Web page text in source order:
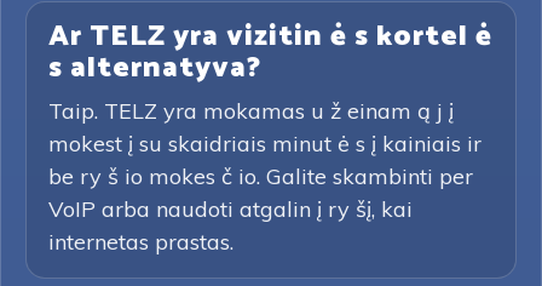
Ar TELZ yra vizitin ė s kortel ė
s alternatyva?
Taip. TELZ yra mokamas u ž einam ą j į
mokest į su skaidriais minut ė s į kainiais ir
be ry š io mokes č io. Galite skambinti per
VoIP arba naudoti atgalin į ry šį, kai
internetas prastas.